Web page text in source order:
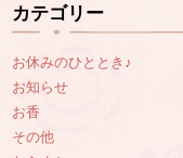
カテゴリー
お休みのひととき♪
お知らせ
お香
その他